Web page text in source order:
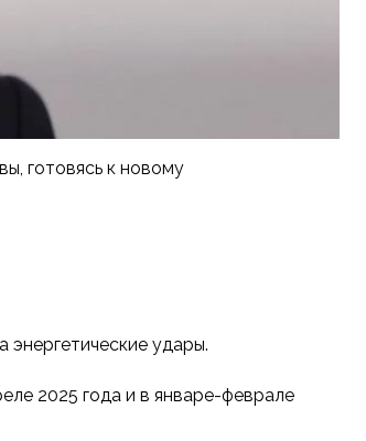
готовясь к новому
удары.
2025 года и в январе-феврале